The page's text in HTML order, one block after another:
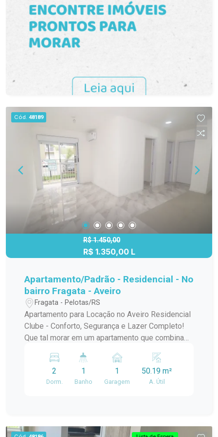
Cód. 48189
R$ 1.450,00
R$ 1.350,00 L
Apartamento/Padrão - Residencial - No
bairro Fragata - Aveiro
Fragata - Pelotas/RS
Apartamento para Locação no Aveiro Residencial
Clube - Conforto, Segurança e Lazer Completo!
Que tal morar em um apartamento que combina
lazer? Localizado no prestigiado Aveiro
Residencial Clube, próximo ao Supermercado
Nicolini e com fácil acesso a comércios e
e bem iluminados, oferecendo conforto e
2
Dorm.
1
Banho
1
Garagem
50.19 m²
A. Útil